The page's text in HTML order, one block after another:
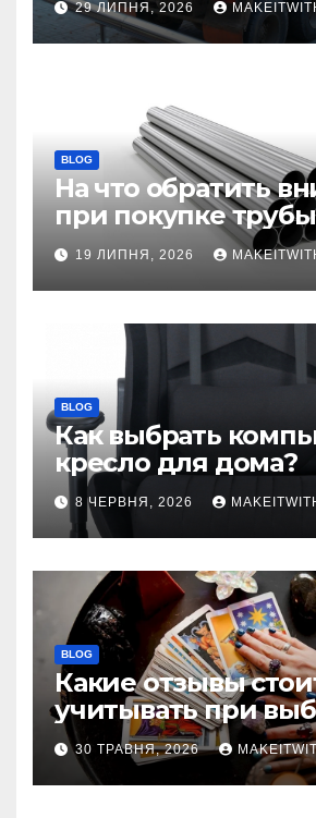
29 ЛИПНЯ, 2026
BLOG
На что обратить
при покупке
бесшовной
19 ЛИПНЯ, 2026
BLOG
Как выбрать
кресло для дома?
8 ЧЕРВНЯ, 2026
BLOG
Какие отзывы
учитывать при
гадалки в
30 ТРАВНЯ, 2026